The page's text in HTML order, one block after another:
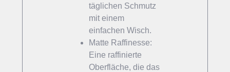
täglichen Schmutz
mit einem
einfachen Wisch.
Matte Raffinesse:
Eine raffinierte
Oberfläche, die das